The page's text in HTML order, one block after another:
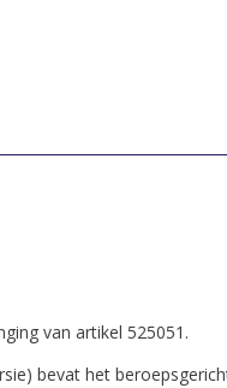
van artikel 525051.
bevat het